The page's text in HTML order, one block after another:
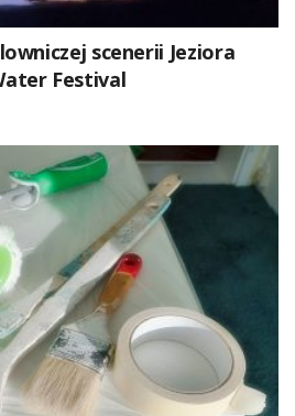
scenerii Jeziora
Festival